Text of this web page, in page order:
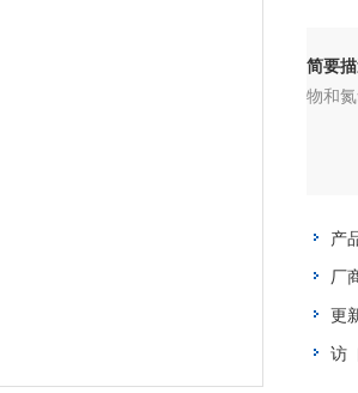
简要描
物和
产
厂
更
访